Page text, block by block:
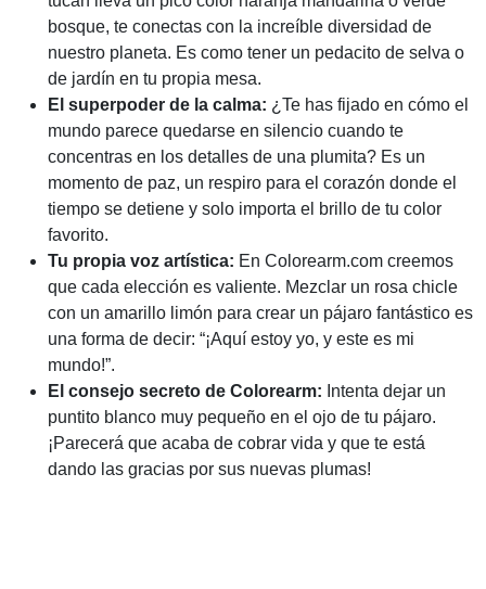
bosque, te conectas con la increíble diversidad de
nuestro planeta. Es como tener un pedacito de selva o
de jardín en tu propia mesa.
El superpoder de la calma: ¿Te has fijado en cómo el
mundo parece quedarse en silencio cuando te
concentras en los detalles de una plumita? Es un
momento de paz, un respiro para el corazón donde el
tiempo se detiene y solo importa el brillo de tu color
favorito.
Tu propia voz artística: En Colorearm.com creemos
que cada elección es valiente. Mezclar un rosa chicle
con un amarillo limón para crear un pájaro fantástico es
una forma de decir: “¡Aquí estoy yo, y este es mi
mundo!”.
El consejo secreto de Colorearm: Intenta dejar un
puntito blanco muy pequeño en el ojo de tu pájaro.
¡Parecerá que acaba de cobrar vida y que te está
dando las gracias por sus nuevas plumas!